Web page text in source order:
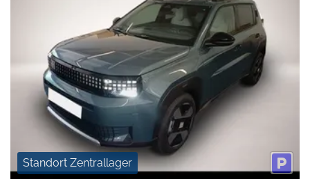
Standort Zentrallager